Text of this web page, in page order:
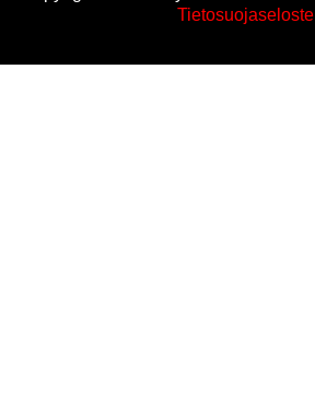
Tietosuojaseloste